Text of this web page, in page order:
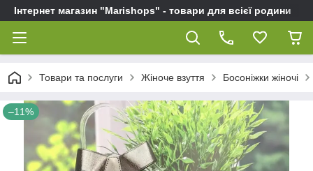
Інтернет магазин "Marishops" - товари для всієї родини
Товари та послуги Жіноче взуття Босоніжки жіночі
–11%